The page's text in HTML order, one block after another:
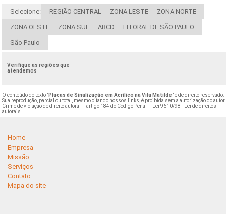
Selecione: REGIÃO CENTRAL ZONA LESTE ZONA NORTE
ZONA OESTE ZONA SUL ABCD LITORAL DE SÃO PAULO
São Paulo
Verifique as regiões que
atendemos
O conteúdo do texto "Placas de Sinalização em Acrílico na Vila Matilde" é de direito reservado.
Sua reprodução, parcial ou total, mesmo citando nossos links, é proibida sem a autorização do autor.
Crime de violação de direito autoral – artigo 184 do Código Penal – Lei 9610/98 - Lei de direitos
autorais.
Home
Empresa
Missão
Serviços
Contato
Mapa do site